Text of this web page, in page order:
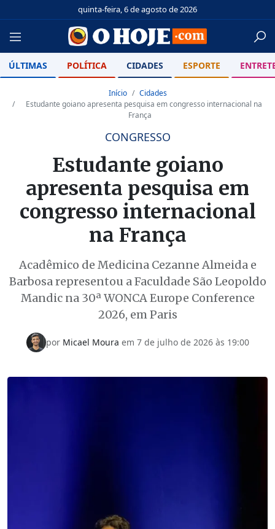
quinta-feira, 6 de agosto de 2026
ÚLTIMAS POLÍTICA CIDADES ESPORTE
Início
Cidades
Estudante goiano apresenta pesquisa em congresso internacional na
França
CONGRESSO
Estudante goiano
apresenta pesquisa em
congresso internacional
na França
Acadêmico de Medicina Cezanne Almeida e
Barbosa representou a Faculdade São Leopoldo
Mandic na 30ª WONCA Europe Conference
2026, em Paris
por Micael Moura em 7 de julho de 2026 às 19:00